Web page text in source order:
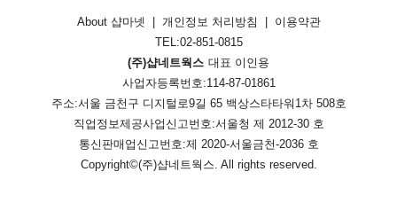
About 샵마넷 개인정보 처리방침
이용약관
TEL:02-851-0815
(주)샵네트웍스 대표 이인용
사업자등록번호:114-87-01861
주소:서울 금천구 디지털로9길 65 백상스타타워1차 508호
직업정보제공사업신고번호:서울청 제 2012-30 호
통신판매업신고번호:제 2020-서울금천-2036 호
Copyright©(주)샵네트웍스. All rights reserved.